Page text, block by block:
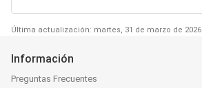
Última actualización: martes, 31 de marzo de 2026
Información
Preguntas Frecuentes